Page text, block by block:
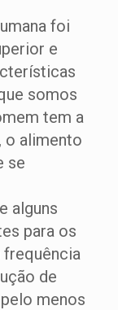
foi
e
somos
tem a
o alimento
se
alguns
para os
frequência
de
menos